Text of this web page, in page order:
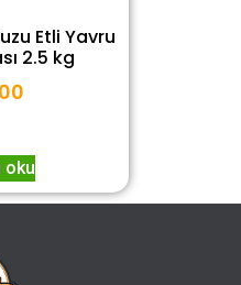
Etli Yavru
2.5 kg
oku